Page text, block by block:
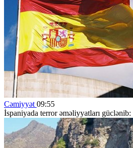
Cəmiyyət 09:55
İspaniyada terror əməliyyatları güclənib: